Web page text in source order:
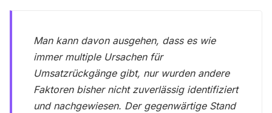
Man kann davon ausgehen, dass es wie
immer multiple Ursachen für
Umsatzrückgänge gibt, nur wurden andere
Faktoren bisher nicht zuverlässig identifiziert
und nachgewiesen. Der gegenwärtige Stand